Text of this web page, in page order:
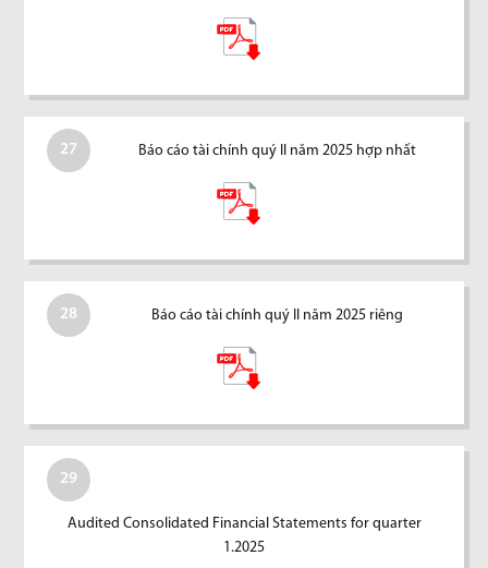
27 Báo cáo tài chính quý II năm 2025 hợp nhất
28 Báo cáo tài chính quý II năm 2025 riêng
29
Audited Consolidated Financial Statements for quarter
1.2025